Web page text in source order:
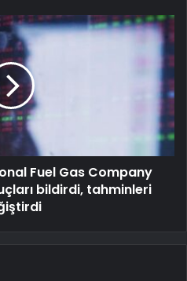
Fuel Gas Company
bildirdi, tahminleri